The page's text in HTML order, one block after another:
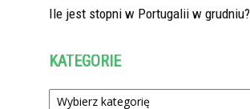
Ile jest stopni w Portugalii w grudniu?
KATEGORIE
Kategorie